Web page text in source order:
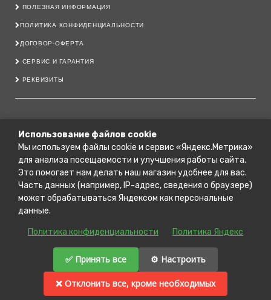
ПОЛЕЗНАЯ ИНФОРМАЦИЯ
ПОЛИТИКА КОНФИДЕНЦИАЛЬНОСТИ
ДОГОВОР-ОФЕРТА
СЕРВИС И ГАРАНТИЯ
РЕКВИЗИТЫ
79206444700@YANDEX.RU
Г. КОСТРОМА, ПРОСПЕКТ МИРА, 151 А.
Г. КОСТРОМА, УЛ. МАГИСТРАЛЬНАЯ, 63/2
Г. КОСТРОМА, УЛ. ЮРИЯ СМИРНОВА, 36
© ПЕЧНОЙ ДОМ МАКАРОВЫХ2026 ALL RIGHTS RESERVED
Использование файлов cookie
Мы используем файлы cookie и сервис «Яндекс.Метрика»
для анализа посещаемости и улучшения работы сайта.
Это помогает нам делать наш магазин удобнее для вас.
Часть данных (например, IP-адрес, сведения о браузере)
может обрабатываться Яндексом как персональные
данные.
Политика конфиденциальности Политика Яндекс
✅ Принять все ⚙️ Настроить
❌ Отклонить все, кроме необходимых